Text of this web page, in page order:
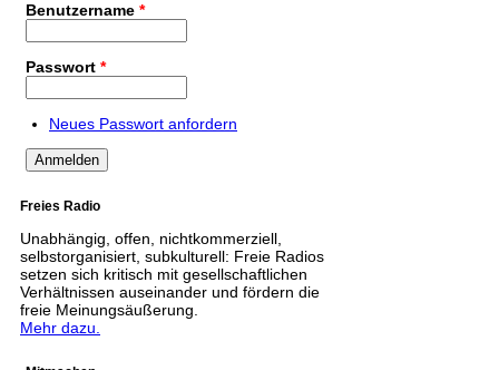
Benutzername *
Passwort *
Neues Passwort anfordern
Freies Radio
Unabhängig, offen, nichtkommerziell,
selbstorganisiert, subkulturell: Freie Radios
setzen sich kritisch mit gesellschaftlichen
Verhältnissen auseinander und fördern die
freie Meinungsäußerung.
Mehr dazu.